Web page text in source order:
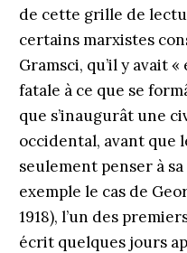
de cette grille de
certains marxistes
Gramsci, qu’il y avait
fatale à ce que se
que s’inaugurât une
occidental, avant que
seulement penser à sa
exemple le cas de
1918), l’un des
écrit quelques jours